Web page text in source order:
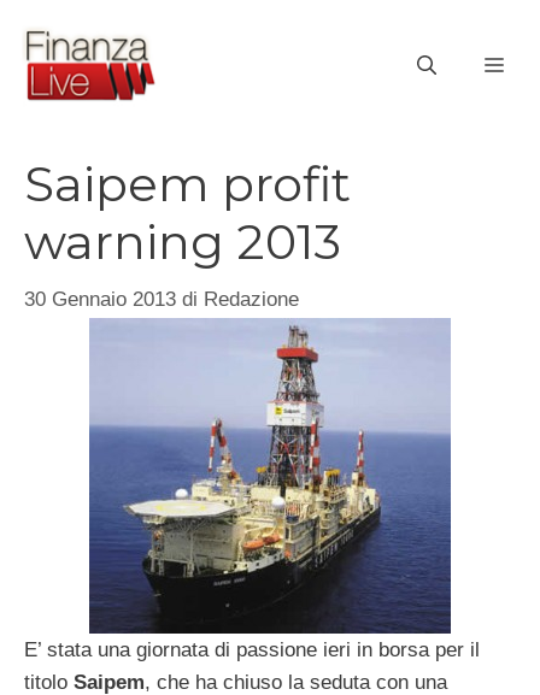
contenuto
Saipem profit
warning 2013
30 Gennaio 2013 di Redazione
E’ stata una giornata di passione ieri in borsa per il
titolo Saipem, che ha chiuso la seduta con una